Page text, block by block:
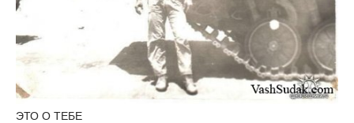
ЭТО О ТЕБЕ